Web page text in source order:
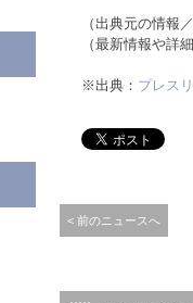
（出典元の情報
（最新情報や詳
※出典： プレス
< 前のニュースへ